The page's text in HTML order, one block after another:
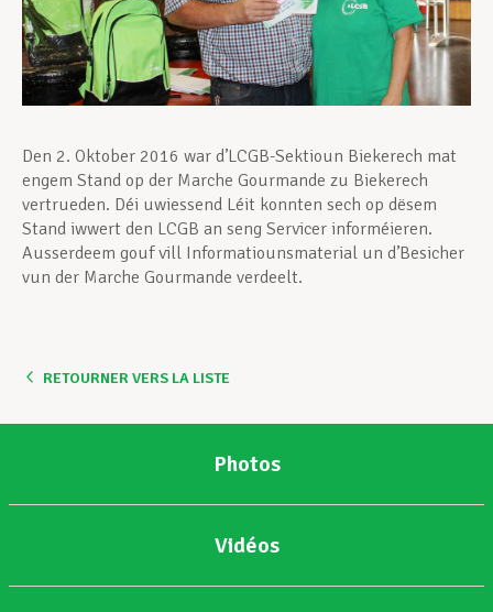
Actualités
Den 2. Oktober 2016 war d’LCGB-Sektioun Biekerech mat
engem Stand op der Marche Gourmande zu Biekerech
vertrueden. Déi uwiessend Léit konnten sech op dësem
Stand iwwert den LCGB an seng Servicer informéieren.
Ausserdeem gouf vill Informatiounsmaterial un d’Besicher
vun der Marche Gourmande verdeelt.
RETOURNER VERS LA LISTE
Photos
Vidéos